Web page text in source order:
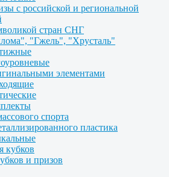
с российской и региональной
стран СНГ
"Гжель", "Хрусталь"
элементами
спорта
пластика
кубков
и призов